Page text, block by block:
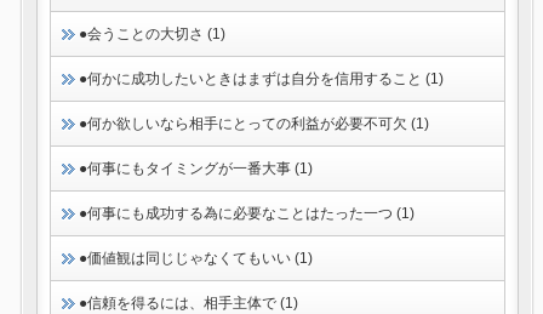
●会うことの大切さ (1)
●何かに成功したいときはまずは自分を信用すること (1)
●何か欲しいなら相手にとっての利益が必要不可欠 (1)
●何事にもタイミングが一番大事 (1)
●何事にも成功する為に必要なことはたった一つ (1)
●価値観は同じじゃなくてもいい (1)
●信頼を得るには、相手主体で (1)